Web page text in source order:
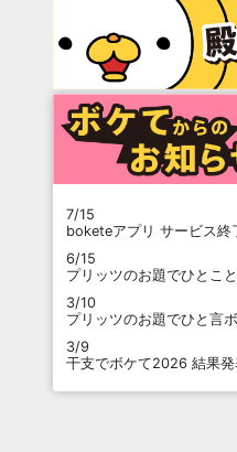
7/15
boketeアプリ サービス終
6/15
プリッツのお題でひとこ
3/10
プリッツのお題でひと言
3/9
干支でボケて2026 結果